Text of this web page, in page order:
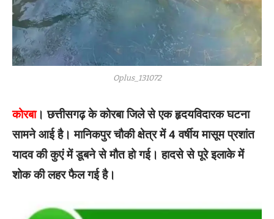
Oplus_131072
कोरबा। छत्तीसगढ़ के कोरबा जिले से एक हृदयविदारक घटना
सामने आई है। मानिकपुर चौकी क्षेत्र में 4 वर्षीय मासूम प्रशांत
यादव की कुएं में डूबने से मौत हो गई। हादसे से पूरे इलाके में
शोक की लहर फैल गई है।